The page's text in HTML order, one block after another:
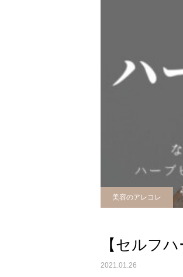
美容のアレコレ
【セルフ
2021.01.26